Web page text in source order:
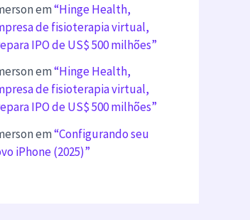
em“Hinge Health,
de fisioterapia virtual,
IPO de US$ 500 milhões”
em“Hinge Health,
de fisioterapia virtual,
IPO de US$ 500 milhões”
em“Configurando seu
iPhone (2025)”